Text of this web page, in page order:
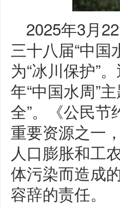
2025年3月
三十八届“中国
为“冰川保护”
年“中国水周”
全”。《公民
重要资源之一
人口膨胀和工
体污染而造成
容辞的责任。